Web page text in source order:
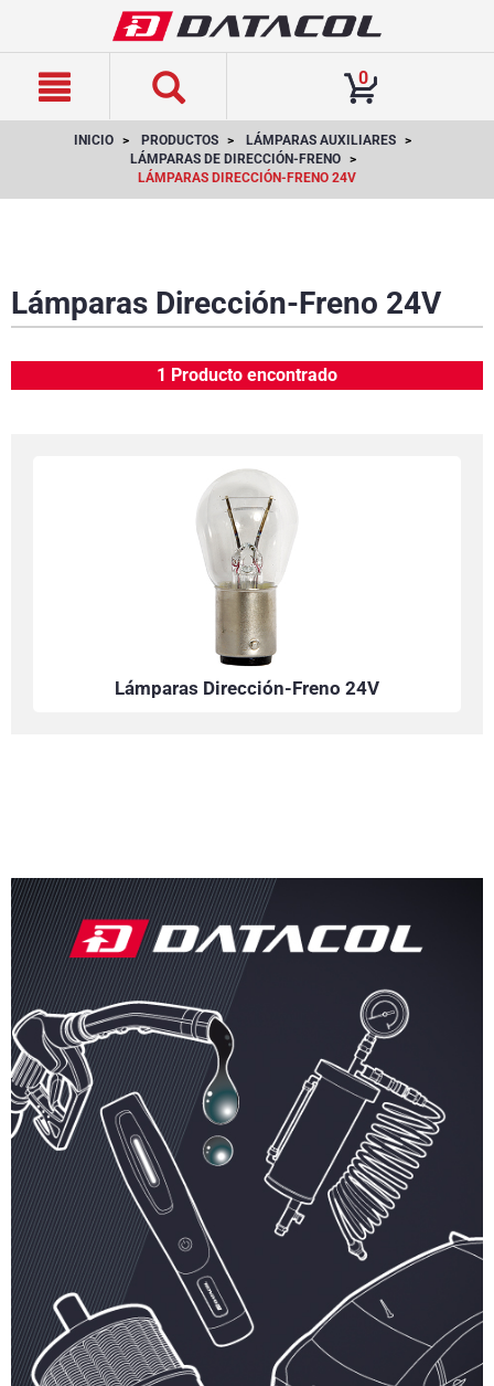
0
INICIO PRODUCTOS
LÁMPARAS AUXILIARES
LÁMPARAS DE DIRECCIÓN-FRENO
LÁMPARAS DIRECCIÓN-FRENO 24V
Lámparas Dirección-Freno 24V
1 Producto encontrado
Lámparas Dirección-Freno 24V